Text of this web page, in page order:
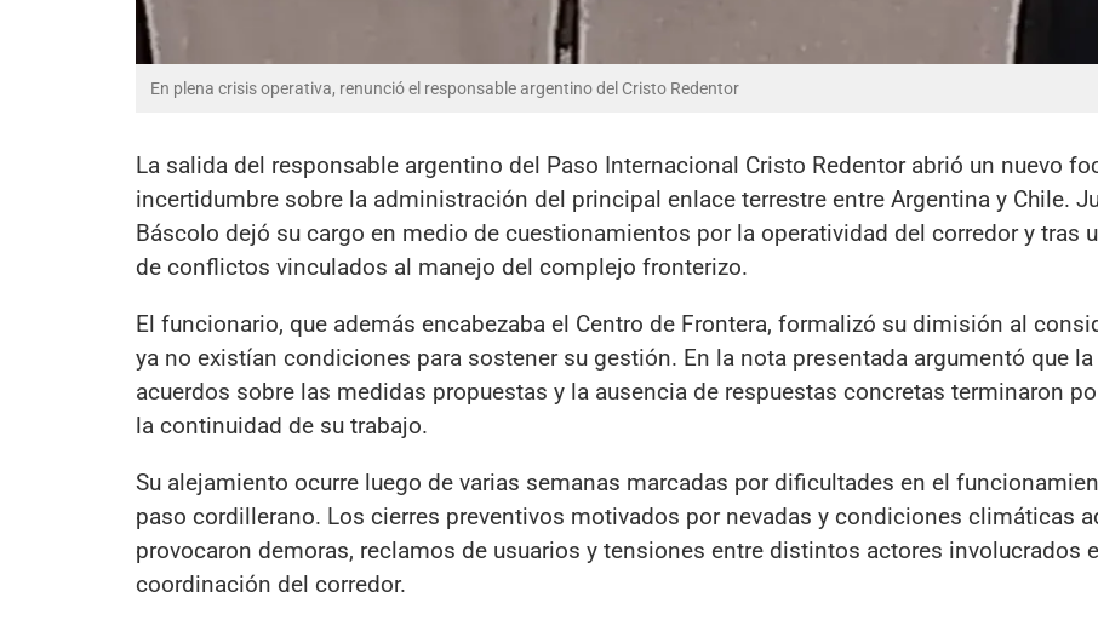
En plena crisis operativa, renunció el responsable argentino del Cristo Redentor
La salida del responsable argentino del Paso Internacional Cristo Redentor abrió un nuevo
incertidumbre sobre la administración del principal enlace terrestre entre Argentina y Chile.
Báscolo dejó su cargo en medio de cuestionamientos por la operatividad del corredor y tras
de conflictos vinculados al manejo del complejo fronterizo.
El funcionario, que además encabezaba el Centro de Frontera, formalizó su dimisión al
ya no existían condiciones para sostener su gestión. En la nota presentada argumentó que
acuerdos sobre las medidas propuestas y la ausencia de respuestas concretas terminaron
la continuidad de su trabajo.
Su alejamiento ocurre luego de varias semanas marcadas por dificultades en el
paso cordillerano. Los cierres preventivos motivados por nevadas y condiciones climáticas
provocaron demoras, reclamos de usuarios y tensiones entre distintos actores involucrados
coordinación del corredor.